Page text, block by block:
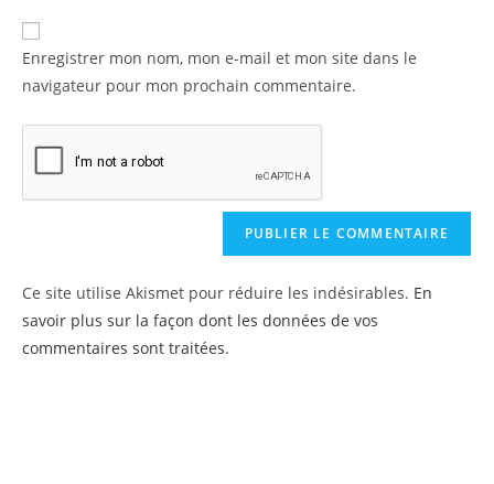
Enregistrer mon nom, mon e-mail et mon site dans le
navigateur pour mon prochain commentaire.
Ce site utilise Akismet pour réduire les indésirables. En
savoir plus sur la façon dont les données de vos
commentaires sont traitées.